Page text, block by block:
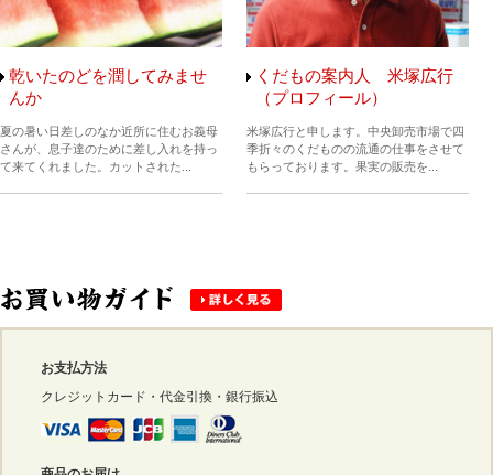
乾いたのどを潤してみませ
んか
夏の暑い日差しのなか近所に住むお義母
さんが、息子達のために差し入れを持っ
て来てくれました。カットされた...
くだもの案内人 米塚広行
（プロフィール）
米塚広行と申します。中央卸売市場で四
季折々のくだものの流通の仕事をさせて
もらっております。果実の販売を...
お支払方法
クレジットカード・代金引換・銀行振込